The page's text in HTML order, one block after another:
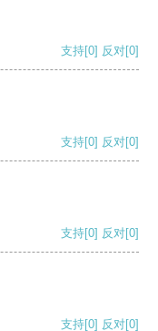
支持[0] 反对[0]
支持[0] 反对[0]
支持[0] 反对[0]
支持[0] 反对[0]